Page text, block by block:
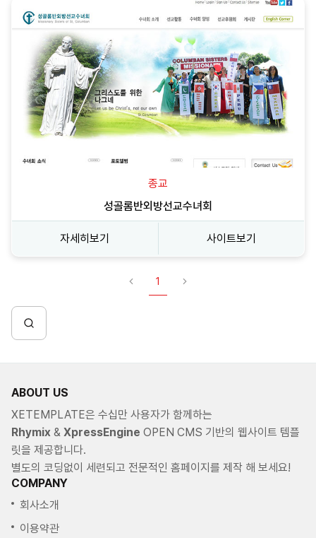
종교
성골롬반외방선교수녀회
자세히보기 사이트보기
1
ABOUT US
XETEMPLATE은 수십만 사용자가 함께하는
Rhymix & XpressEngine OPEN CMS 기반의 웹사이트 템플
릿을 제공합니다.
별도의 코딩없이 세련되고 전문적인 홈페이지를 제작 해 보세요!
COMPANY
회사소개
이용약관